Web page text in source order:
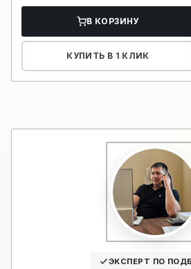
В КОРЗИНУ
КУПИТЬ В 1 КЛИК
ЭКСПЕРТ ПО